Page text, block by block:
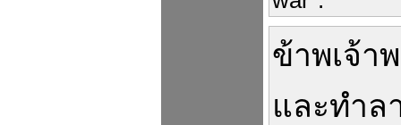
ข้าพเจ้า
และทำล